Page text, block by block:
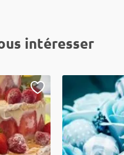
intéresser